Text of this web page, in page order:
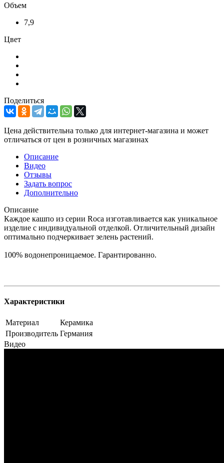
Объем
7,9
Цвет
Поделиться
Цена действительна только для интернет-магазина и может
отличаться от цен в розничных магазинах
Описание
Видео
Отзывы
Задать вопрос
Дополнительно
Описание
Каждое кашпо из серии Roca изготавливается как уникальное
изделие с индивидуальной отделкой. Отличительный дизайн
оптимально подчеркивает зелень растений.
100% водонепроницаемое. Гарантированно.
Характеристики
Материал
Керамика
Производитель Германия
Видео